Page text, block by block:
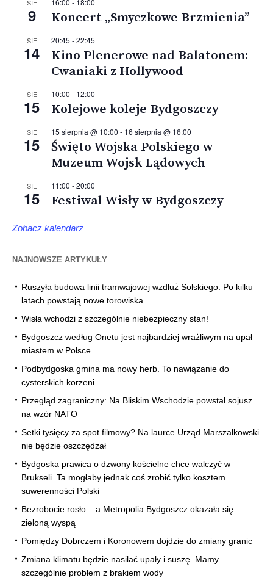
SIE
9
16:00 - 18:00
Koncert „Smyczkowe Brzmienia”
SIE
14
20:45 -22:45
Kino Plenerowe nad Balatonem:
Cwaniaki z Hollywood
SIE
15
10:00 - 12:00
Kolejowe koleje Bydgoszczy
SIE
15
15 sierpnia @ 10:00 - 16 sierpnia @ 16:00
Święto Wojska Polskiego w
Muzeum Wojsk Lądowych
SIE
15
11:00 -20:00
Festiwal Wisły w Bydgoszczy
Zobacz kalendarz
NAJNOWSZE ARTYKUŁY
Ruszyła budowa linii tramwajowej wzdłuż Solskiego. Po kilku
latach powstają nowe torowiska
Wisła wchodzi z szczególnie niebezpieczny stan!
Bydgoszcz według Onetu jest najbardziej wrażliwym na upał
miastem w Polsce
Podbydgoska gmina ma nowy herb. To nawiązanie do
cysterskich korzeni
Przegląd zagraniczny: Na Bliskim Wschodzie powstał sojusz
na wzór NATO
Setki tysięcy za spot filmowy? Na laurce Urząd Marszałkowski
nie będzie oszczędzał
Bydgoska prawica o dzwony kościelne chce walczyć w
Brukseli. Ta mogłaby jednak coś zrobić tylko kosztem
suwerenności Polski
Bezrobocie rosło – a Metropolia Bydgoszcz okazała się
zieloną wyspą
Pomiędzy Dobrczem i Koronowem dojdzie do zmiany granic
Zmiana klimatu będzie nasilać upały i suszę. Mamy
szczególnie problem z brakiem wody